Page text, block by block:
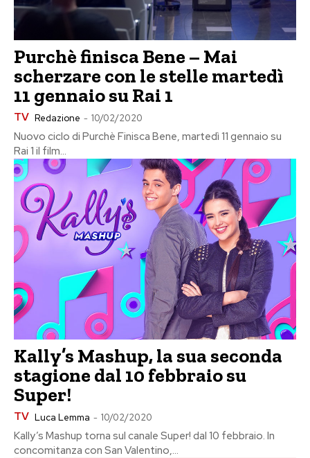
Purchè finisca Bene – Mai
scherzare con le stelle martedì
11 gennaio su Rai 1
TV Redazione - 10/02/2020
Nuovo ciclo di Purchè Finisca Bene, martedì 11 gennaio su
Rai 1 il film...
Kally’s Mashup, la sua seconda
stagione dal 10 febbraio su
Super!
TV Luca Lemma - 10/02/2020
Kally’s Mashup torna sul canale Super! dal 10 febbraio. In
concomitanza con San Valentino,...